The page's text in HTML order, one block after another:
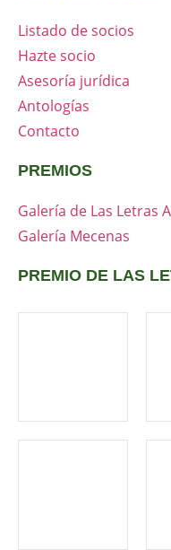
Listado de socios
Hazte socio
Asesoría jurídica
Antologías
Contacto
PREMIOS
Galería de Las Letras
Galería Mecenas
PREMIO DE LAS